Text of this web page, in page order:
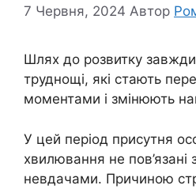
7 Червня, 2024 Автор
Шлях до розвитку
труднощі, які стають
моментами і змінюють
У цей період присутня
хвилювання не пов’язані
невдачами. Причиною